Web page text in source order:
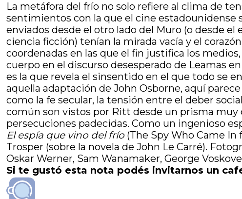
La metáfora del frío no solo refiere al clima de
sentimientos con la que el cine estadounidense
enviados desde el otro lado del Muro (o desde
ciencia ficción) tenían la mirada vacía y el
coordenadas en las que el fin justifica los
cuerpo en el discurso desesperado de Leamas
es la que revela el sinsentido en el que todo se
aquella adaptación de John Osborne, aquí
como la fe secular, la tensión entre el deber
común son vistos por Ritt desde un prisma muy
persecuciones padecidas. Como un ingenioso
El espía que vino del frío(The Spy Who Came In
Trosper (sobre la novela de John Le Carré).
Oskar Werner, Sam Wanamaker, George
Si te gustó esta nota podés invitarnos un